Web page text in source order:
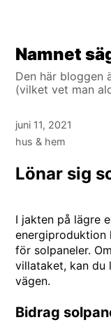
Hoppa
innehåll
Namnet
Den här bloggen
(vilket vet man
juni 11, 2021
hus & hem
Lönar sig
I jakten på lägre
för solpaneler.
villataket, kan du
vägen.
Bidrag